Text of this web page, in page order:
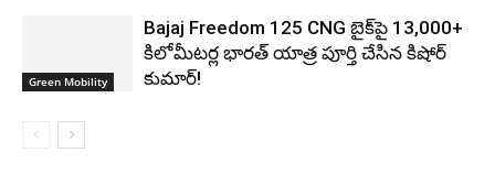
Green Mobility
Bajaj Freedom 125 CNG బైక్‌పై 13,000+
కిలోమీటర్ల భారత్ యాత్ర పూర్తి చేసిన కిషోర్
కుమార్!